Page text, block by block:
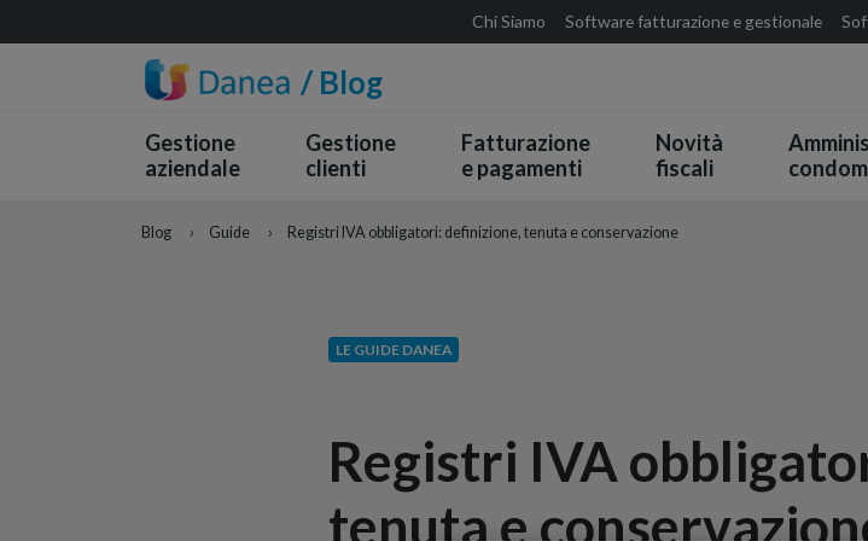
Chi Siamo Software fatturazione e gestionale
/ Blog
Gestione
aziendale
Gestione
clienti
Fatturazione
e pagamenti
Novità
fiscali
Blog › Guide › Registri IVA obbligatori: definizione, tenuta e conservazione
LE GUIDE DANEA
Registri IVA
tenuta e